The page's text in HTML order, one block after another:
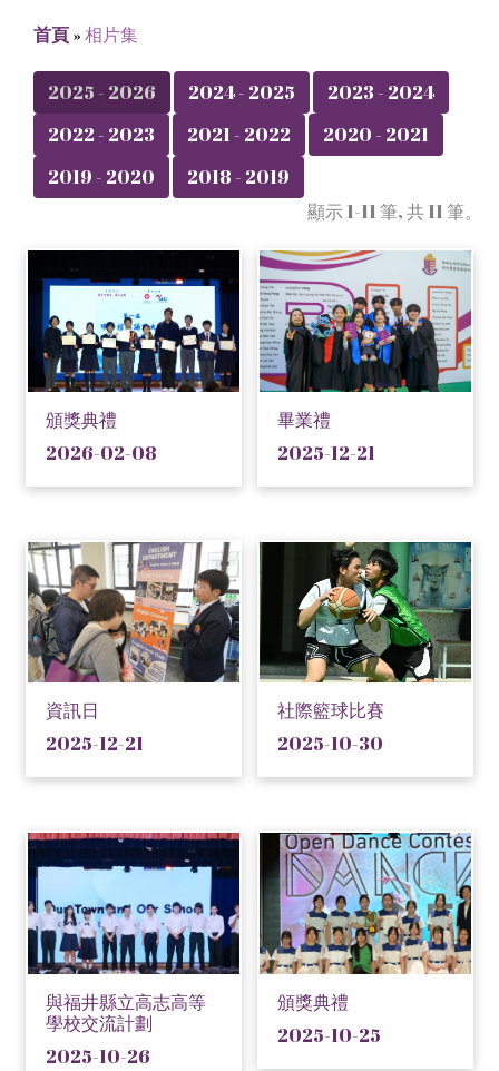
首頁»相片集
2025 - 2026 2024 - 2025
2023 - 2024
2022 - 2023
2021 - 2022
2020 - 2021
2019 - 2020
2018 - 2019
顯示 1-11 筆, 共 11 筆。
頒獎典禮
2026-02-08
畢業禮
2025-12-21
資訊日
2025-12-21
社際籃球比賽
2025-10-30
與福井縣立高志高等
學校交流計劃
2025-10-26
頒獎典禮
2025-10-25